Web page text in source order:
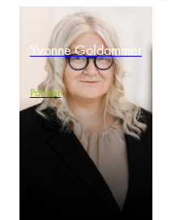
Yvonne Goldammer
Partner